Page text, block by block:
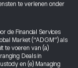
te verlenen onder
de Financial Services
Market (“ADGM”) als
te voeren van (a)
Deals in
en (e) Managing